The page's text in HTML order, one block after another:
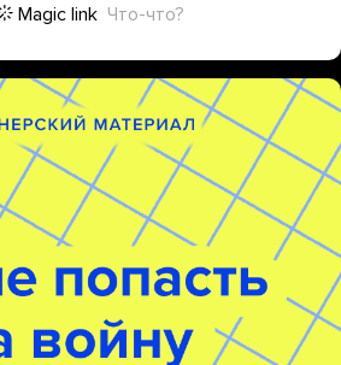
Magic link Что-что?